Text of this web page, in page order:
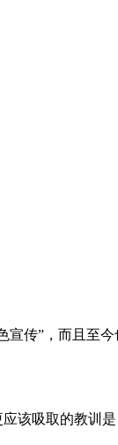
传”，而且至今
吸取的教训